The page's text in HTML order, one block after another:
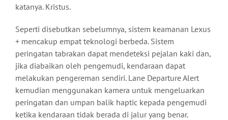
katanya. Kristus.
Seperti disebutkan sebelumnya, sistem keamanan Lexus
+ mencakup empat teknologi berbeda. Sistem
peringatan tabrakan dapat mendeteksi pejalan kaki dan,
jika diabaikan oleh pengemudi, kendaraan dapat
melakukan pengereman sendiri. Lane Departure Alert
kemudian menggunakan kamera untuk mengeluarkan
peringatan dan umpan balik haptic kepada pengemudi
ketika kendaraan tidak berada di jalur yang benar.